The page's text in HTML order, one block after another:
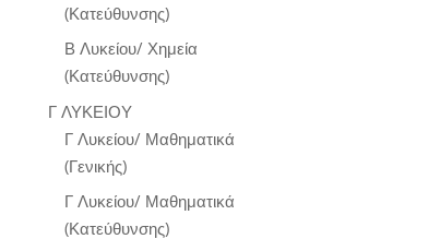
(Κατεύθυνσης)
Β Λυκείου/ Χημεία
(Κατεύθυνσης)
Γ ΛΥΚΕΙΟΥ
Γ Λυκείου/ Μαθηματικά
(Γενικής)
Γ Λυκείου/ Μαθηματικά
(Κατεύθυνσης)